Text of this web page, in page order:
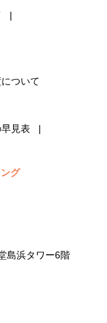
ついて
見表
グ
島浜タワー6階